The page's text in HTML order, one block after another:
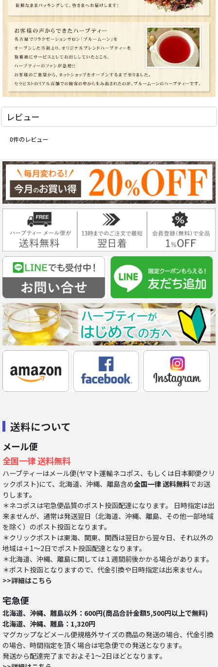
レビュー
0件のレビュー
送料について
メール便
全国一律 送料無料
ハーブティーはメール便(ヤマト運輸ネコポス、もしくは日本郵便クリ
ックポスト)にて、北海道、沖縄、離島含め全国一律 送料無料でお送
りします。
＊ネコポスは宅急便品質のポスト投函配達になります。 日時指定は出
来ませんが、通常は発送翌日（北海道、沖縄、離島、その他一部地域
を除く）のポスト投函となります。
＊クリックポストは東海、関東、関西は翌日から翌々日、それ以外の
地域は＋1～2日でポスト投函配達となります。
＊北海道、沖縄、離島に関しては１週間前後かかる場合があります。
＊ポスト投函となりますので、代金引換や日時指定は出来ません。
>>詳細はこちら
宅急便
北海道、沖縄、離島以外：600円(商品合計金額5,500円以上で無料)
北海道、沖縄、離島：1,320円
マグカップなどメール便規格外サイズの商品の発送の場合、代金引換
の場合、時間指定を頂く場合は宅急便での発送となります。
発送から配達完了までおよそ1～2日ほどとなります。